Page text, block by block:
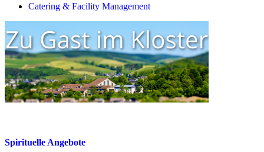
Catering & Facility Management
Spirituelle Angebote